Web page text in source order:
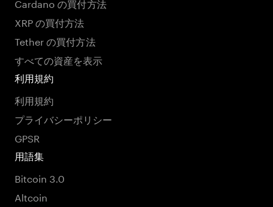
XRP の買付方法
Tether の買付方法
すべての資産を表示
利用規約
利用規約
プライバシーポリシー
GPSR
用語集
Bitcoin 3.0
Altcoin